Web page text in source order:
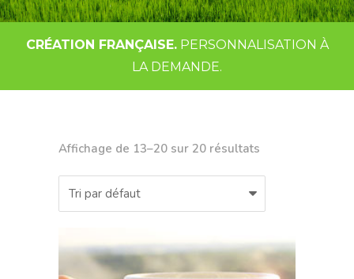
CRÉATION FRANÇAISE.PERSONNALISATION À
LA DEMANDE.
Affichage de 13–20 sur 20 résultats